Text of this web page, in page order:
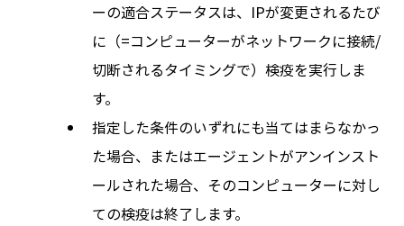
ーの適合ステータスは、IPが変更されるたび
に（=コンピューターがネットワークに接続/
切断されるタイミングで）検疫を実行しま
す。
指定した条件のいずれにも当てはまらなかっ
た場合、またはエージェントがアンインスト
ールされた場合、そのコンピューターに対し
ての検疫は終了します。